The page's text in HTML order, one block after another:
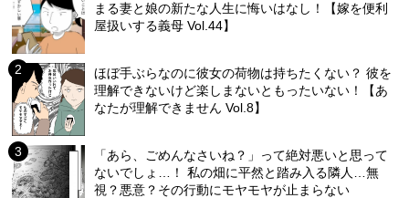
まる妻と娘の新たな人生に悔いはなし！【嫁を便利
屋扱いする義母 Vol.44】
ほぼ手ぶらなのに彼女の荷物は持ちたくない？ 彼を
理解できないけど楽しまないともったいない！【あ
なたが理解できません Vol.8】
「あら、ごめんなさいね？」って絶対悪いと思って
ないでしょ…！ 私の畑に平然と踏み入る隣人…無
視？悪意？その行動にモヤモヤが止まらない